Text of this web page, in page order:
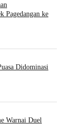
Pagedangan ke
Didominasi
Warnai Duel